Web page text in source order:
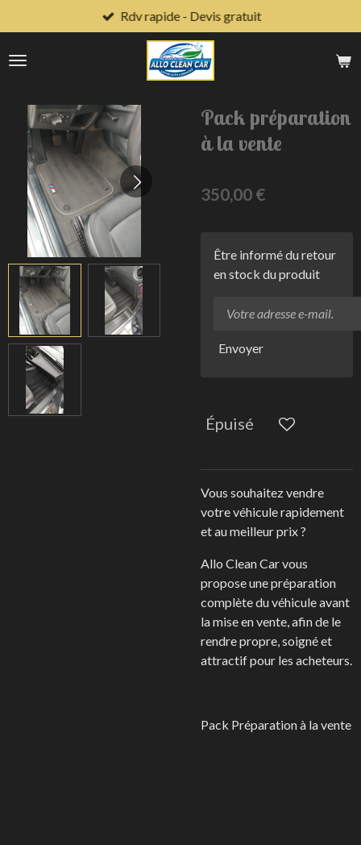
au
contenu
Rdv rapide - Devis gratuit
Pack préparation
à la vente
350,00 €
Être informé du retour
en stock du produit
Envoyer
Épuisé
Vous souhaitez vendre
votre véhicule rapidement
et au meilleur prix ?
Allo Clean Car vous
propose une préparation
complète du véhicule avant
la mise en vente, afin de le
rendre propre, soigné et
attractif pour les acheteurs.
Pack Préparation à la vente